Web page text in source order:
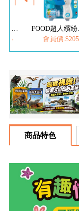
FOOD超人繽紛泡泡槍
價:$205
恐龍大
會員價
商品特色